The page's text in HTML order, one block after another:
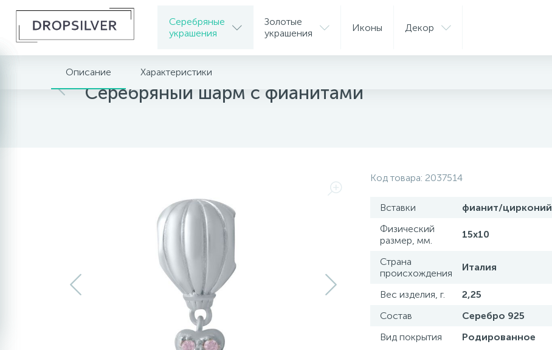
Серебряные
украшения
Золотые
украшения
Иконы Декор
Главная Серебряные украшения
Серебряный шарм с фианитами
Описание Характеристики
Код товара: 2037514
Вставки
фианит/цирконий
Физический
размер, мм.
15х10
Страна
происхождения
Италия
Вес изделия, г.
2,25
Состав
Серебро 925
Вид покрытия
Родированное